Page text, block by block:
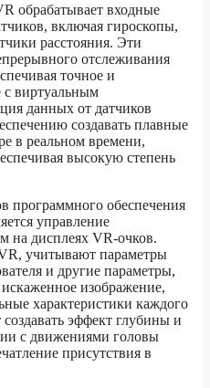
обрабатывает входные
включая гироскопы,
расстояния. Эти
отслеживания
точное и
с виртуальным
данных от датчиков
создавать плавные
в реальном времени,
высокую степень
программного обеспечения
управление
на дисплеях VR-очков.
учитывают параметры
и другие параметры,
изображение,
характеристики каждого
создавать эффект глубины и
с движениями головы
присутствия в